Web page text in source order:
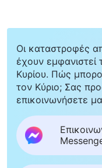
Οι καταστροφές
έχουν εμφανιστεί
Κυρίου. Πώς
τον Κύριο; Σας
επικοινωνήσετε